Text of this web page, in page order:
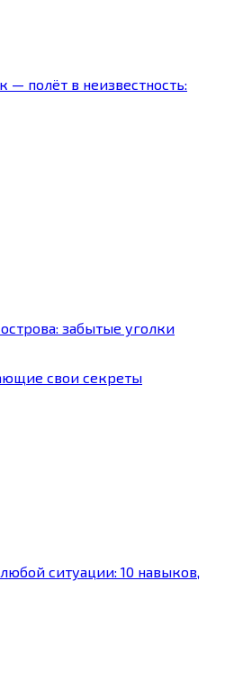
— полёт в неизвестность:
забытые уголки
свои секреты
ситуации: 10 навыков,